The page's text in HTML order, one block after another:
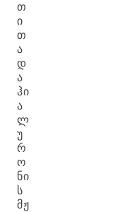
Თ
Ი
Თ
Ა
Დ
Ა
ᲰᲘ
Ა
Ლ
Უ
Რ
Ო
ᲜᲘ
Ს
ᲛᲟ